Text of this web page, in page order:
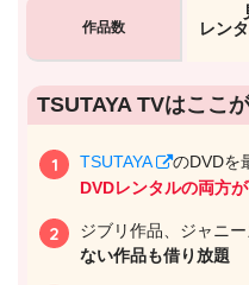
U-
作品数
レン
TSUTAYA TVはここ
TSUTAYA のDVDを
DVDレンタルの両方
ジブリ作品、ジャニ
ない作品も借り放題